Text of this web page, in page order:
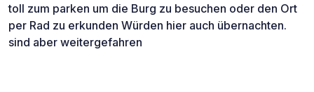
toll zum parken um die Burg zu besuchen oder den Ort
per Rad zu erkunden Würden hier auch übernachten.
sind aber weitergefahren